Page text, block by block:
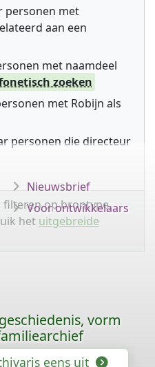
personen met
aan een
met naamdeel
zoeken
met Robijn als
personen die directeur
filteren op brontype,
het uitgebreide
Nieuwsbrief
Voor ontwikkelaars
vorm
eens uit